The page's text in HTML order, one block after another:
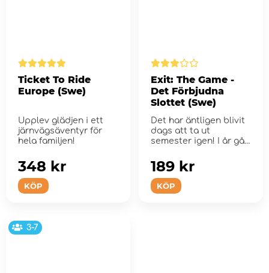
Ticket To Ride
Europe (Swe)
Upplev glädjen i ett
järnvägsäventyr för
hela familjen!
KÖP
348 kr
Exit: The Game -
Det Förbjudna
Slottet (Swe)
Det har äntligen blivit
dags att ta ut
semester igen! I år går
KÖP
189 kr
3-7